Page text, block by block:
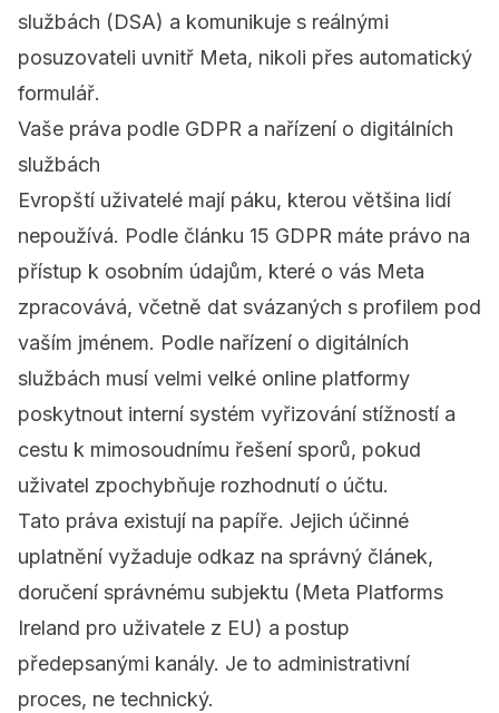
službách (DSA) a komunikuje s reálnými
posuzovateli uvnitř Meta, nikoli přes automatický
formulář.
Vaše práva podle GDPR a nařízení o digitálních
službách
Evropští uživatelé mají páku, kterou většina lidí
nepoužívá. Podle článku 15 GDPR máte právo na
přístup k osobním údajům, které o vás Meta
zpracovává, včetně dat svázaných s profilem pod
vaším jménem. Podle nařízení o digitálních
službách musí velmi velké online platformy
poskytnout interní systém vyřizování stížností a
cestu k mimosoudnímu řešení sporů, pokud
uživatel zpochybňuje rozhodnutí o účtu.
Tato práva existují na papíře. Jejich účinné
uplatnění vyžaduje odkaz na správný článek,
doručení správnému subjektu (Meta Platforms
Ireland pro uživatele z EU) a postup
předepsanými kanály. Je to administrativní
proces, ne technický.